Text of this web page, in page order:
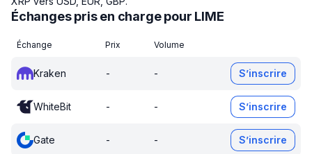
Échanges pris en charge pour LIME
Échange Prix Volume
Kraken - - S’inscrire
WhiteBit - - S’inscrire
Gate - - S’inscrire